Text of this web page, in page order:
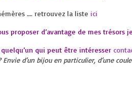
…. retrouvez la liste ici
proposer d’avantage de mes
qui peut être intéresser
Envie d’un bijou en particulier, d’une